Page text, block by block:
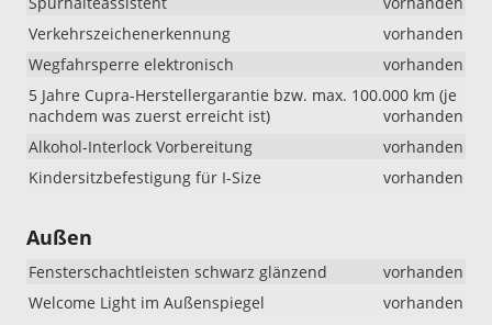
Verkehrszeichenerkennung
vorhanden
Wegfahrsperre elektronisch
vorhanden
5 Jahre Cupra-Herstellergarantie bzw. max. 100.000 km (je
nachdem was zuerst erreicht ist)
vorhanden
Alkohol-Interlock Vorbereitung
vorhanden
Kindersitzbefestigung für I-Size
vorhanden
Außen
Fensterschachtleisten schwarz glänzend
vorhanden
Welcome Light im Außenspiegel
vorhanden